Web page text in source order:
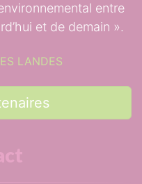
entre
et de demain
.
LANDES